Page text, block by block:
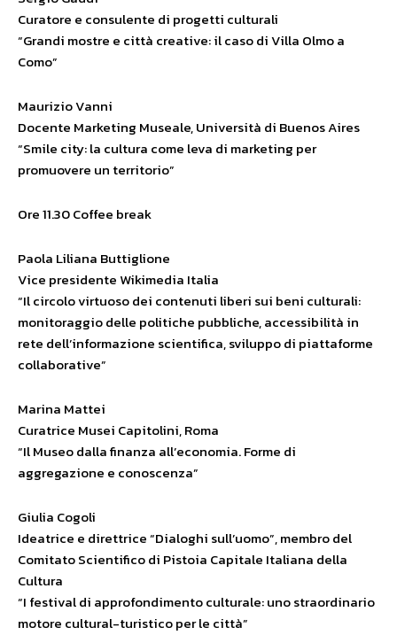
Curatore e consulente di progetti culturali
“Grandi mostre e città creative: il caso di Villa Olmo a
Como”
Maurizio Vanni
Docente Marketing Museale, Università di Buenos Aires
“Smile city: la cultura come leva di marketing per
promuovere un territorio”
Ore 11.30 Coffee break
Paola Liliana Buttiglione
Vice presidente Wikimedia Italia
“Il circolo virtuoso dei contenuti liberi sui beni culturali:
monitoraggio delle politiche pubbliche, accessibilità in
rete dell’informazione scientifica, sviluppo di piattaforme
collaborative”
Marina Mattei
Curatrice Musei Capitolini, Roma
“Il Museo dalla finanza all’economia. Forme di
aggregazione e conoscenza”
Giulia Cogoli
Ideatrice e direttrice “Dialoghi sull’uomo”, membro del
Comitato Scientifico di Pistoia Capitale Italiana della
Cultura
“I festival di approfondimento culturale: uno straordinario
motore cultural-turistico per le città”